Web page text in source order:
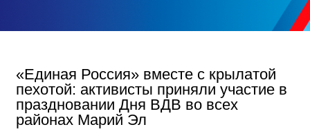
«Единая Россия» вместе с крылатой
пехотой: активисты приняли участие в
праздновании Дня ВДВ во всех
районах Марий Эл